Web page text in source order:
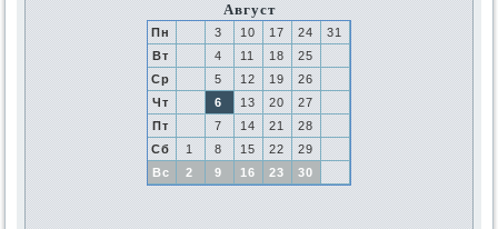
Август
Пн 3 10 17 24
31
Вт
4 11 18
25
Ср
5 12 19
26
Чт
6 13 20
27
Пт
7 14 21
28
Сб
1 8 15 22
29
Вс
2 9 16 23 30